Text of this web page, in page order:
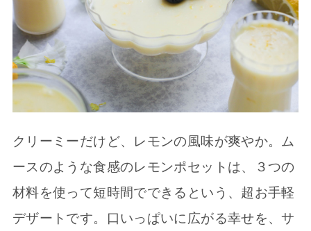
クリーミーだけど、レモンの風味が爽やか。ム
ースのような食感のレモンポセットは、３つの
材料を使って短時間でできるという、超お手軽
デザートです。口いっぱいに広がる幸せを、サ